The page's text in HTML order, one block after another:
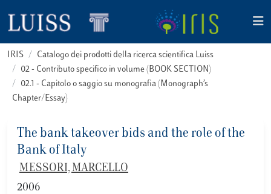
IRIS
Catalogo dei prodotti della ricerca scientifica Luiss
02 - Contributo specifico in volume (BOOK SECTION)
02.1 - Capitolo o saggio su monografia (Monograph’s
Chapter/Essay)
The bank takeover bids and the role of the
Bank of Italy
MESSORI, MARCELLO
2006